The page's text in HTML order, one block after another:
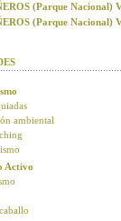
(Parque Nacional)
(Parque Nacional)
ambiental
Activo